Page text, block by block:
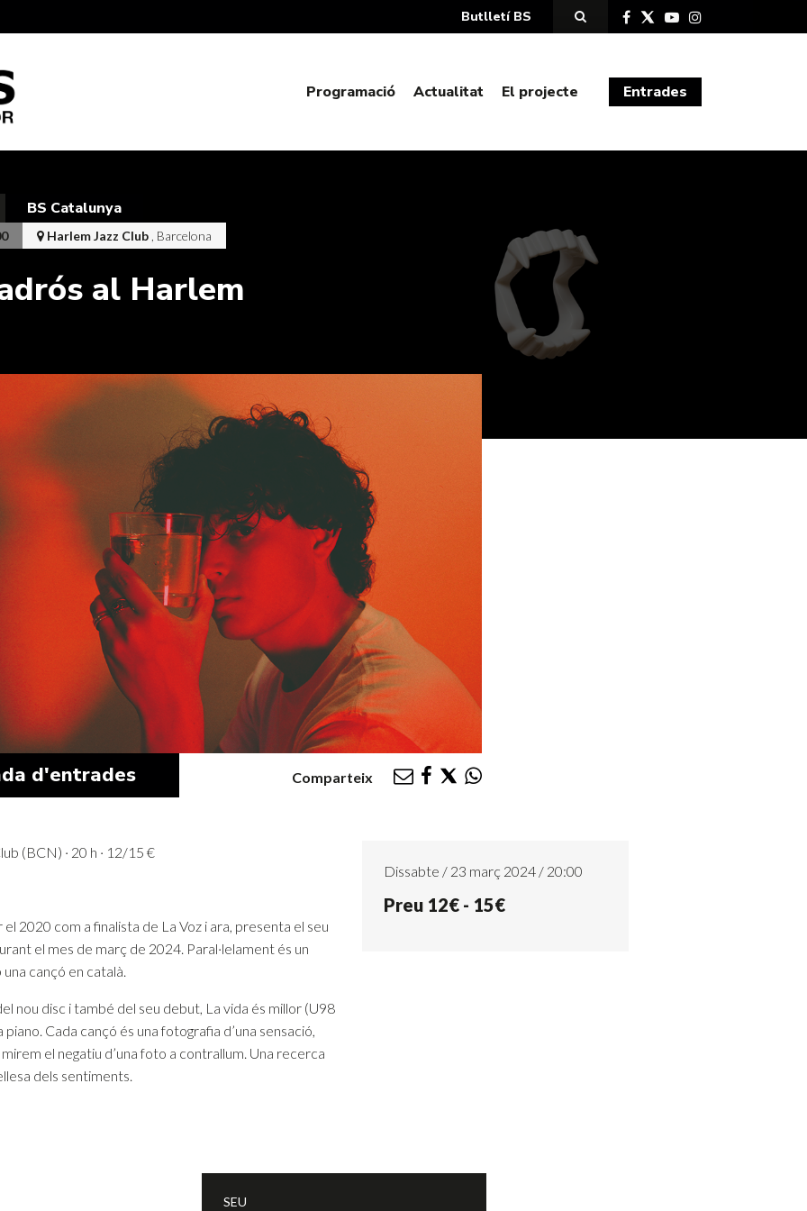
Butlletí BS
Programació Actualitat El projecte Entrades
BS Catalunya
Harlem Jazz Club , Barcelona
al Harlem
d'entrades Comparteix
(BCN) · 20 h · 12/15 €
2020 com a finalista de La Voz i ara, presenta el seu
el mes de març de 2024. Paral·lelament és un
cançó en català.
nou disc i també del seu debut, La vida és millor (U98
Cada cançó és una fotografia d’una sensació,
el negatiu d’una foto a contrallum. Una recerca
dels sentiments.
Dissabte / 23 març 2024 / 20:00
Preu 12€ - 15€
SEU